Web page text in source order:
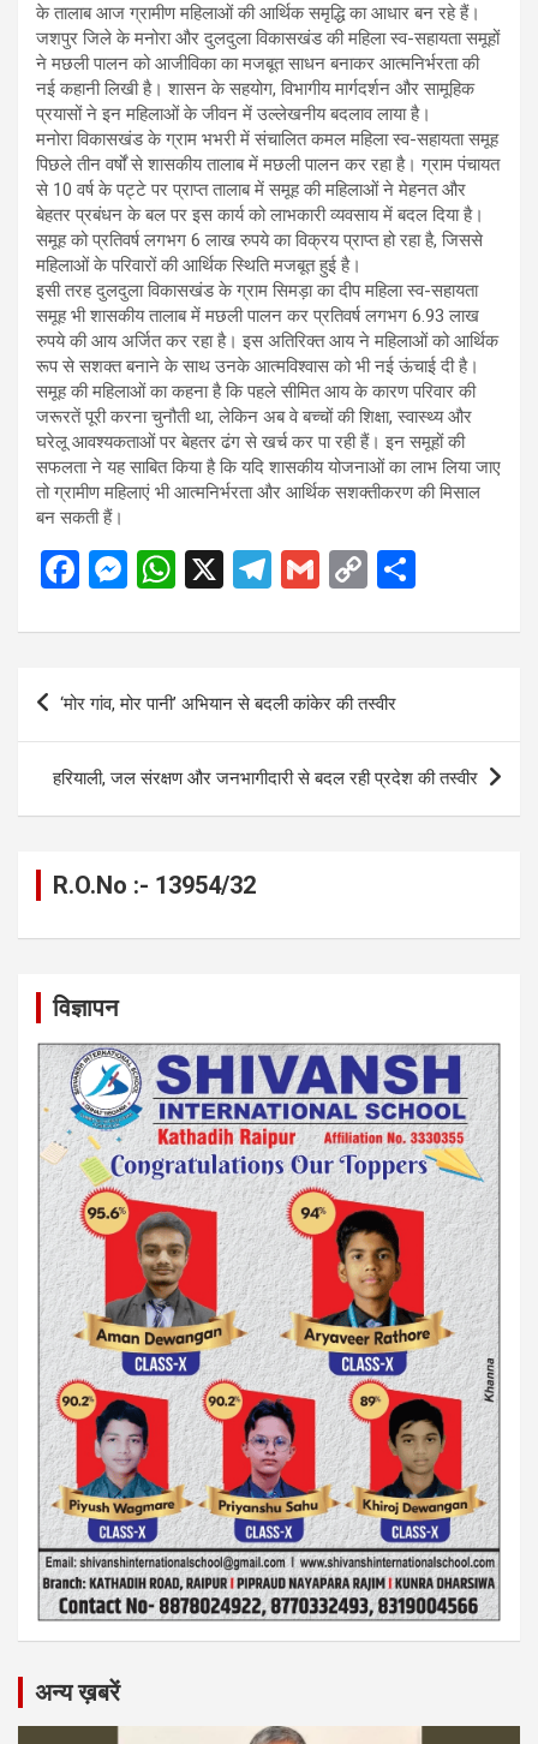
के तालाब आज ग्रामीण महिलाओं की आर्थिक समृद्धि का आधार बन रहे हैं।
जशपुर जिले के मनोरा और दुलदुला विकासखंड की महिला स्व-सहायता समूहों
ने मछली पालन को आजीविका का मजबूत साधन बनाकर आत्मनिर्भरता की
नई कहानी लिखी है। शासन के सहयोग, विभागीय मार्गदर्शन और सामूहिक
प्रयासों ने इन महिलाओं के जीवन में उल्लेखनीय बदलाव लाया है।
मनोरा विकासखंड के ग्राम भभरी में संचालित कमल महिला स्व-सहायता समूह
पिछले तीन वर्षों से शासकीय तालाब में मछली पालन कर रहा है। ग्राम पंचायत
से 10 वर्ष के पट्टे पर प्राप्त तालाब में समूह की महिलाओं ने मेहनत और
बेहतर प्रबंधन के बल पर इस कार्य को लाभकारी व्यवसाय में बदल दिया है।
समूह को प्रतिवर्ष लगभग 6 लाख रुपये का विक्रय प्राप्त हो रहा है, जिससे
महिलाओं के परिवारों की आर्थिक स्थिति मजबूत हुई है।
इसी तरह दुलदुला विकासखंड के ग्राम सिमड़ा का दीप महिला स्व-सहायता
समूह भी शासकीय तालाब में मछली पालन कर प्रतिवर्ष लगभग 6.93 लाख
रुपये की आय अर्जित कर रहा है। इस अतिरिक्त आय ने महिलाओं को आर्थिक
रूप से सशक्त बनाने के साथ उनके आत्मविश्वास को भी नई ऊंचाई दी है।
समूह की महिलाओं का कहना है कि पहले सीमित आय के कारण परिवार की
जरूरतें पूरी करना चुनौती था, लेकिन अब वे बच्चों की शिक्षा, स्वास्थ्य और
घरेलू आवश्यकताओं पर बेहतर ढंग से खर्च कर पा रही हैं। इन समूहों की
सफलता ने यह साबित किया है कि यदि शासकीय योजनाओं का लाभ लिया जाए
तो ग्रामीण महिलाएं भी आत्मनिर्भरता और आर्थिक सशक्तीकरण की मिसाल
बन सकती हैं।
F
ce
o
o
k
M
se
n
g
er
W
at
A
p
p
X
T
e
gr
a
m
G
ail
C
py
Li
n
k
ar
Post
navigation
‘मोर गांव, मोर पानी’ अभियान से बदली कांकेर की तस्वीर
हरियाली, जल संरक्षण और जनभागीदारी से बदल रही प्रदेश की तस्वीर
R.O.No :- 13954/32
विज्ञापन
अन्य ख़बरें